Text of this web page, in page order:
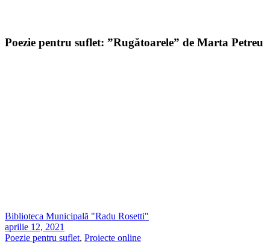
Poezie pentru suflet: ”Rugătoarele” de Marta Petreu
Biblioteca Municipală "Radu Rosetti"
aprilie 12, 2021
Poezie pentru suflet, Proiecte online